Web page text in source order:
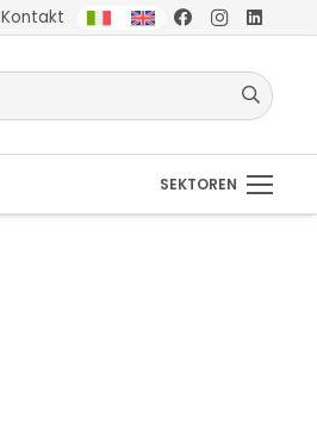
Kontakt
SEKTOREN